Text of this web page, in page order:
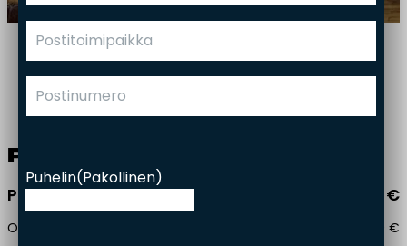
Facade bricks
Brick slips
Project gallery
Puhelin(Pakollinen)
Pres­ton 610/430
Price starting from €
Omnibus price €